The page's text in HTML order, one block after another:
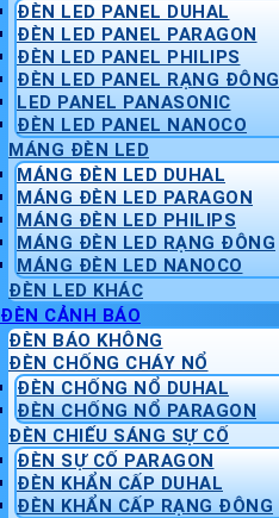
ĐÈN LED PANEL DUHAL
ĐÈN LED PANEL PARAGON
ĐÈN LED PANEL PHILIPS
ĐÈN LED PANEL RẠNG ĐÔNG
LED PANEL PANASONIC
ĐÈN LED PANEL NANOCO
MÁNG ĐÈN LED
MÁNG ĐÈN LED DUHAL
MÁNG ĐÈN LED PARAGON
MÁNG ĐÈN LED PHILIPS
MÁNG ĐÈN LED RẠNG ĐÔNG
MÁNG ĐÈN LED NANOCO
ĐÈN LED KHÁC
ĐÈN CẢNH BÁO
ĐÈN BÁO KHÔNG
ĐÈN CHỐNG CHÁY NỔ
ĐÈN CHỐNG NỔ DUHAL
ĐÈN CHỐNG NỔ PARAGON
ĐÈN CHIẾU SÁNG SỰ CỐ
ĐÈN SỰ CỐ PARAGON
ĐÈN KHẨN CẤP DUHAL
ĐÈN KHẨN CẤP RẠNG ĐÔNG